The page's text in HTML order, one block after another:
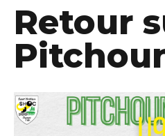
Retour